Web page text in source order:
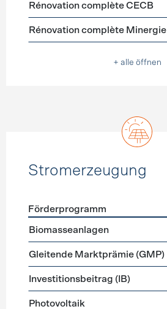
Rénovation complète CECB
Rénovation complète Minergie
+ alle öffnen
Stromerzeugung
Förderprogramme
Förderprogramm
Biomasseanlagen
Gleitende Marktprämie (GMP)
Investitionsbeitrag (IB)
Photovoltaik